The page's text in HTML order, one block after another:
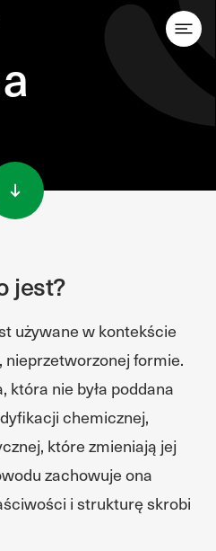
jest?
używane w kontekście
formie.
która nie była poddana
chemicznej,
które zmieniają jej
zachowuje ona
i strukturę skrobi